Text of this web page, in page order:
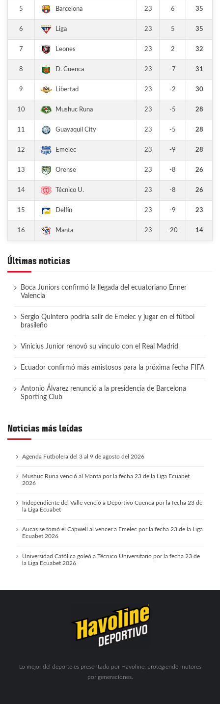
5 Barcelona 23 6 35
6 Liga 23 5 35
7 Leones 23 2 32
8 D. Cuenca 23 -7 31
9 Libertad 23 -2 30
10 Mushuc Runa 23 -5 28
11 Guayaquil City 23 -5 28
12 Emelec 23 -9 28
13 Orense 23 -8 26
14 Técnico U. 23 -8 26
15 Delfín 23 -9 23
16 Manta 23 -20 14
Últimas noticias
Boca Juniors confirmó la llegada del ecuatoriano Enner
Valencia
Sergio Quintero podría salir de Emelec y jugar en el fútbol
brasileño
Vinicius Junior renovó su vínculo con el Real Madrid
Ecuador confirmó más amistosos para la próxima fecha FIFA
Antonio Álvarez renunció a la presidencia de Barcelona
Sporting Club
Noticias más leídas
Agenda Futbolera del 3 al 9 de agosto del 2026
Mushuc Runa venció al Manta por la fecha 23 de la Liga Ecuabet
2026
Independiente del Valle venció a Deportivo Cuenca por la fecha 23 de
la Liga Ecuabet
Aucas se tomó el Capwell al vencer a Emelec por la fecha 23 de la Liga
Ecuabet 2026
Universidad Católica goleó a Técnico Universitario por la fecha 23 de
la Liga Ecuabet 2026
Lo mejor del deporte es presentado por Havoline, protegiendo motores
por generaciones.